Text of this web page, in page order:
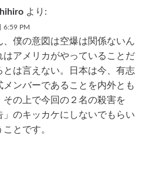
より:
6:59 PM
、僕の意図は空爆は関係ないん
はアメリカがやっていることだ
とは言えない。日本は今、有志
メンバーであることを内外とも
その上で今回の２名の殺害を
」のキッカケにしないでもらい
とです。